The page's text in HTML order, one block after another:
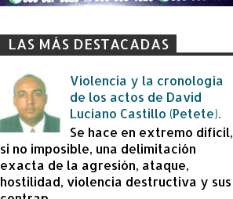
LAS MÁS DESTACADAS
Violencia y la cronología
de los actos de David
Luciano Castillo (Petete).
Se hace en extremo difícil,
si no imposible, una delimitación
exacta de la agresión, ataque,
hostilidad, violencia destructiva y sus